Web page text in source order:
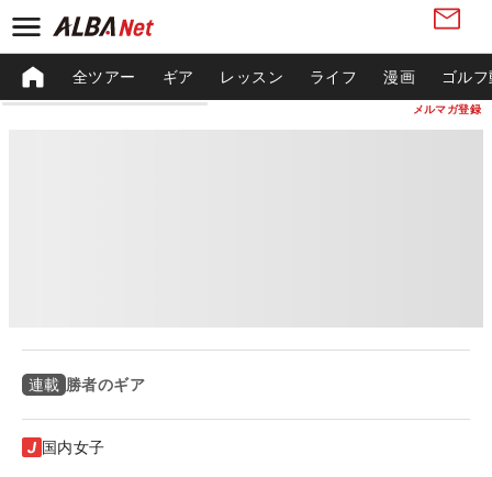
メルマガ登録
全ツアー ギア レッスン ライフ 漫画 ゴル
連載 勝者のギア
国内女子